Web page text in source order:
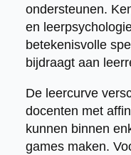
ondersteunen.
en
betekenisvolle
bijdraagt aan
De leercurve
docenten met
kunnen binnen
games maken.